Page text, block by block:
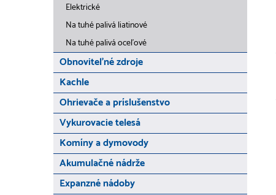
Elektrické
Na tuhé palivá liatinové
Na tuhé palivá oceľové
Obnoviteľné zdroje
Kachle
Ohrievače a príslušenstvo
Vykurovacie telesá
Komíny a dymovody
Akumulačné nádrže
Expanzné nádoby